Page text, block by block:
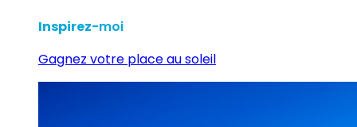
Inspirez-moi
Gagnez votre place au soleil